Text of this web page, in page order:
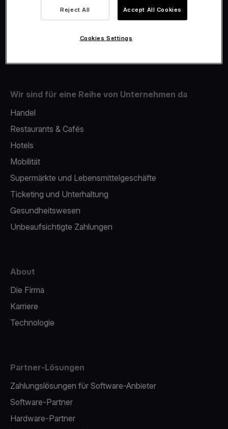
Fiskalisierung
Wir sind für eine Reihe von Unternehmen da
Handel
Restaurants & Cafés
Hotels
Mobilität
Supermärkte und Lebensmittelgeschäfte
Ticketing und Unterhaltung
Gesundheitswesen
Unbeaufsichtigte Zahlungen
About
Die Firma
Karriere
Technologie
Partner-Lösungen
Zahlungslösungen für Software-Anbieter
Software-Partner
Hardware-Partner
Reject All Accept All Cookies
Cookies Settings